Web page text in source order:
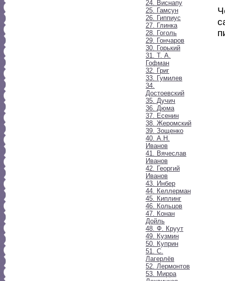
24. Виснапу
25. Гамсун
26. Гиппиус
27. Глинка
28. Гоголь
29. Гончаров
30. Горький
31. Т. А.
Гофман
32. Григ
33. Гумилев
34.
Достоевский
35. Дучич
36. Дюма
37. Есенин
38. Жеромский
39. Зощенко
40. А.Н.
Иванов
41. Вячеслав
Иванов
42. Георгий
Иванов
43. Инбер
44. Келлерман
45. Киплинг
46. Кольцов
47. Конан
Дойль
48. Ф. Круут
49. Кузмин
50. Куприн
51. С.
Лагерлёв
52. Лермонтов
53. Мирра